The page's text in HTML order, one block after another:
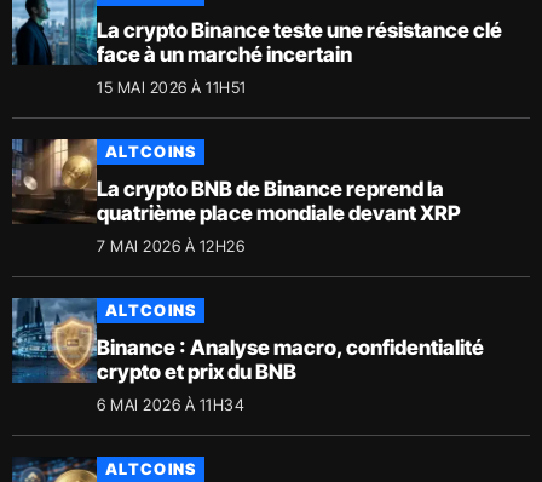
La crypto Binance teste une résistance clé
face à un marché incertain
15 MAI 2026 À 11H51
ALTCOINS
La crypto BNB de Binance reprend la
quatrième place mondiale devant XRP
7 MAI 2026 À 12H26
ALTCOINS
Binance : Analyse macro, confidentialité
crypto et prix du BNB
6 MAI 2026 À 11H34
ALTCOINS